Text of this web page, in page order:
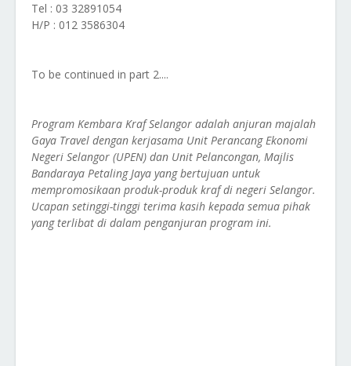
Tel : 03 32891054
H/P : 012 3586304
To be continued in part 2....
Program Kembara Kraf Selangor adalah anjuran majalah
Gaya Travel dengan kerjasama Unit Perancang Ekonomi
Negeri Selangor (UPEN) dan Unit Pelancongan, Majlis
Bandaraya Petaling Jaya yang bertujuan untuk
mempromosikaan produk-produk kraf di negeri Selangor.
Ucapan setinggi-tinggi terima kasih kepada semua pihak
yang terlibat di dalam penganjuran program ini.